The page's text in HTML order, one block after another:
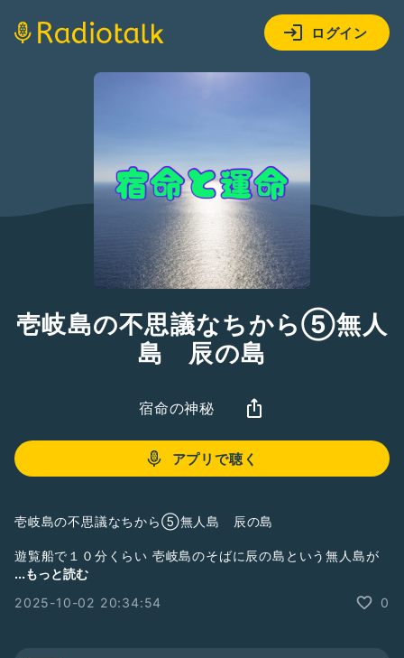
ログイン
壱岐島の不思議なちから⑤無人
島 辰の島
宿命の神秘
アプリで聴く
壱岐島の不思議なちから⑤無人島 辰の島
遊覧船で１０分くらい 壱岐島のそばに辰の島という無人島が
ある。遊覧船から辰の島には、上陸できて、自分の判断で数時
水がとにかくきれいで静かな海。不思議な島。
...もっと読む
2025-10-02 20:34:54
0